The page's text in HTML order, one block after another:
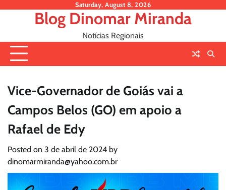
Saturday, August 8, 2026
Blog Dinomar Miranda
Notícias Regionais
Vice-Governador de Goiás vai a
Campos Belos (GO) em apoio a
Rafael de Edy
Posted on 3 de abril de 2024 by
dinomarmiranda@yahoo.com.br